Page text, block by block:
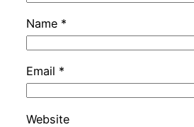
Name *
Email *
Website